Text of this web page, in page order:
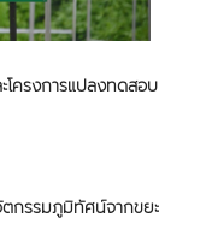
ครงการแปลงทดสอบ
กรรมภูมิทัศน์จากขยะ